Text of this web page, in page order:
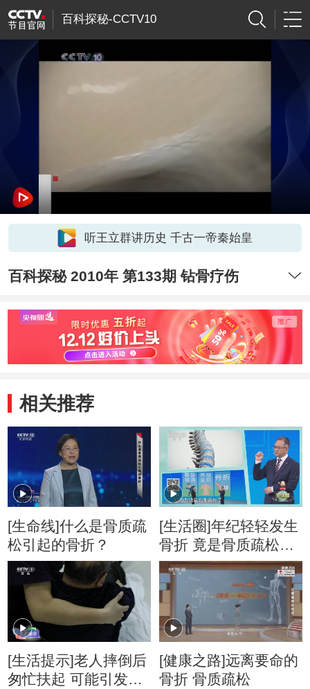
百科探秘-CCTV10
听王立群讲历史 千古一帝秦始皇
百科探秘 2010年 第133期 钻骨疗伤
相关推荐
[生命线]什么是骨质疏
松引起的骨折？
[生活圈]年纪轻轻发生
骨折 竟是骨质疏松惹
的祸？
[生活提示]老人摔倒后
匆忙扶起 可能引发危
[健康之路]远离要命的
骨折 骨质疏松